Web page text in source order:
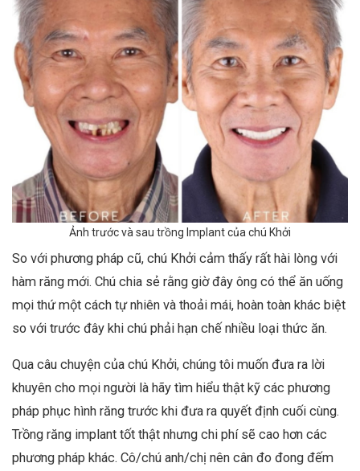
Ảnh trước và sau trồng Implant của chú Khởi
So với phương pháp cũ, chú Khởi cảm thấy rất hài lòng với
hàm răng mới. Chú chia sẻ rằng giờ đây ông có thể ăn uống
mọi thứ một cách tự nhiên và thoải mái, hoàn toàn khác biệt
so với trước đây khi chú phải hạn chế nhiều loại thức ăn.
Qua câu chuyện của chú Khởi, chúng tôi muốn đưa ra lời
khuyên cho mọi người là hãy tìm hiểu thật kỹ các phương
pháp phục hình răng trước khi đưa ra quyết định cuối cùng.
Trồng răng implant tốt thật nhưng chi phí sẽ cao hơn các
phương pháp khác. Cô/chú anh/chị nên cân đo đong đếm